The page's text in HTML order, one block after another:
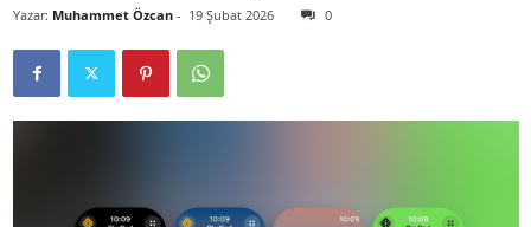
Yazar: Muhammet Özcan - 19 Şubat 2026 0